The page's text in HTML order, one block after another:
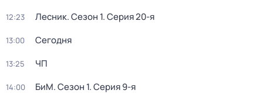
12:23 Лесник. Сезон 1. Серия 20-я
13:00 Сегодня
13:25 ЧП
14:00 БиМ. Сезон 1. Серия 9-я